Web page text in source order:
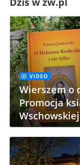
VIDEO
Wierszem o
Promocja
Wschowskiej